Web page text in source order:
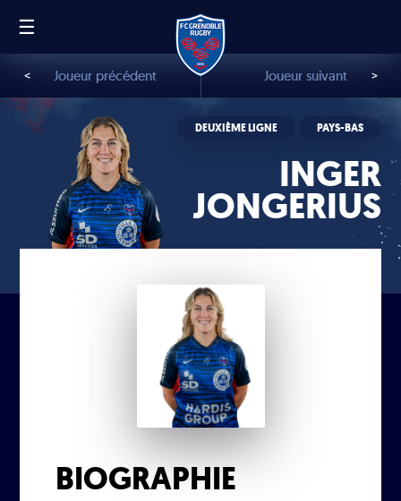
☰
DEUXIÈME LIGNE PAYS-BAS
INGER
JONGERIUS
< Joueur précédent Joueur suivant >
BIOGRAPHIE